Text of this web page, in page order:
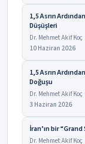
1,5 Asrın
Düşüşleri
Dr. Mehmet Akif Koç
10 Haziran 2026
1,5 Asrın
Doğuşu
Dr. Mehmet Akif Koç
3 Haziran 2026
İran’ın bir
Dr. Mehmet Akif Koç